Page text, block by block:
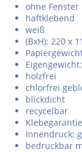
ohne Fenster
haftklebend
weiß
(BxH): 220 x
holzfrei
chlorfrei
blickdicht
recycelbar
Innendruck:
bedruckbar